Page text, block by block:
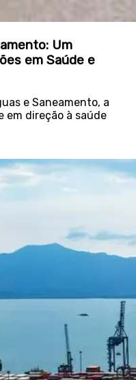
Um
em Saúde e
e Saneamento, a
em direção à saúde